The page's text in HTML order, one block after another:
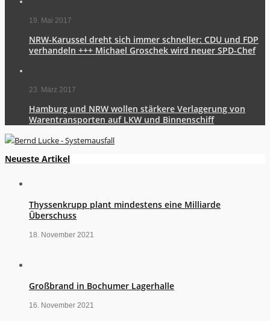
19. Mai 2017
NRW-Karussel dreht sich immer schneller: CDU und FDP
verhandeln +++ Michael Groschek wird neuer SPD-Chef
23. März 2017
Hamburg und NRW wollen stärkere Verlagerung von
Warentransporten auf LKW und Binnenschiff
Neueste Artikel
Thyssenkrupp plant mindestens eine Milliarde
Überschuss
18. November 2021
Großbrand in Bochumer Lagerhalle
16. November 2021